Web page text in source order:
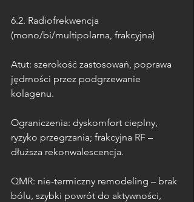
6.2. Radiofrekwencja
(mono/bi/multipolarna, frakcyjna)
Atut: szerokość zastosowań, poprawa
jędrności przez podgrzewanie
kolagenu.
Ograniczenia: dyskomfort cieplny,
ryzyko przegrzania; frakcyjna RF –
dłuższa rekonwalescencja.
QMR: nie-termiczny remodeling – brak
bólu, szybki powrót do aktywności,